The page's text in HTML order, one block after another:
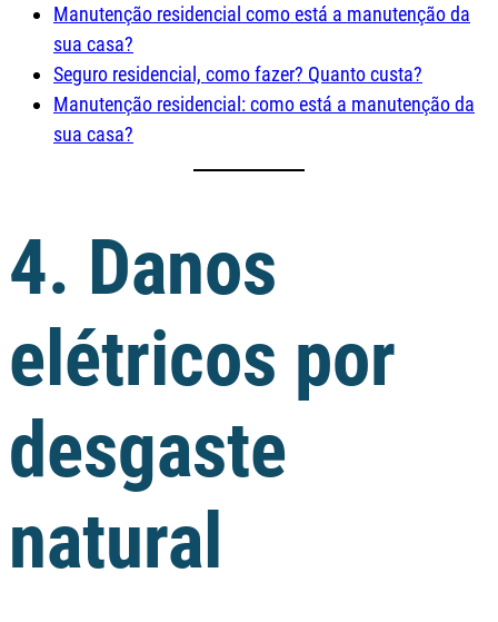
Manutenção residencial como está a manutenção da
sua casa?
Seguro residencial, como fazer? Quanto custa?
Manutenção residencial: como está a manutenção da
sua casa?
4. Danos
elétricos por
desgaste
natural